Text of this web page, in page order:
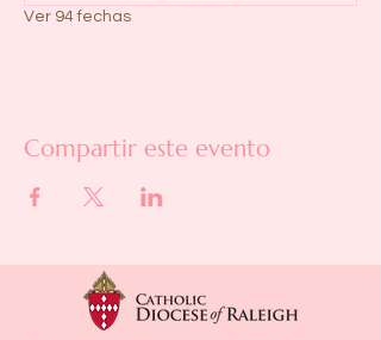
Ver 94 fechas
Compartir este evento